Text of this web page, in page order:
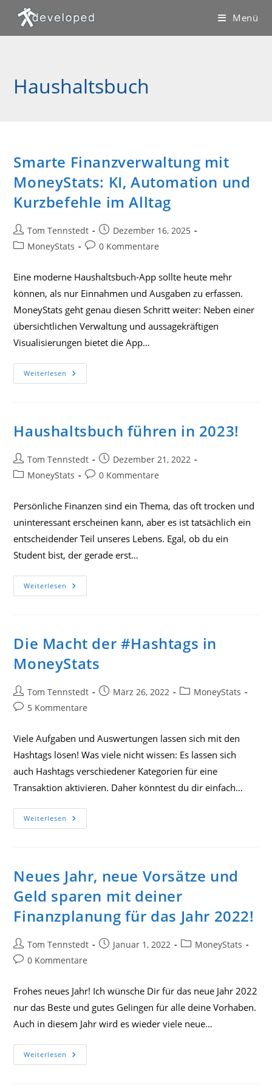
Inhalt
springen
Menü
Haushaltsbuch
Smarte Finanzverwaltung mit
MoneyStats: KI, Automation und
Kurzbefehle im Alltag
Beitrags-
Autor:
Tom Tennstedt
Beitrag
veröffentlicht:
Dezember 16, 2025
Beitrags-
MoneyStats
Beitrags-
0 Kommentare
Eine moderne Haushaltsbuch-App sollte heute mehr
können, als nur Einnahmen und Ausgaben zu erfassen.
MoneyStats geht genau diesen Schritt weiter: Neben einer
übersichtlichen Verwaltung und aussagekräftigen
Visualisierungen bietet die App…
Weiterlesen Smarte
Finanzverwaltung
Und
Kurzbefehle
Haushaltsbuch führen in 2023!
Beitrags-
Autor:
Tom Tennstedt
Beitrag
veröffentlicht:
Dezember 21, 2022
Beitrags-
MoneyStats
Beitrags-
0 Kommentare
Persönliche Finanzen sind ein Thema, das oft trocken und
uninteressant erscheinen kann, aber es ist tatsächlich ein
entscheidender Teil unseres Lebens. Egal, ob du ein
Student bist, der gerade erst…
Weiterlesen Haushaltsbuch
Führen
Die Macht der #Hashtags in
MoneyStats
Beitrags-
Autor:
Tom Tennstedt
BeitragMärz 26, 2022
Beitrags-
MoneyStats
Beitrags-
5 Kommentare
Viele Aufgaben und Auswertungen lassen sich mit den
Hashtags lösen! Was viele nicht wissen: Es lassen sich
auch Hashtags verschiedener Kategorien für eine
Transaktion aktivieren. Daher könntest du dir einfach…
Weiterlesen Die
Macht
Neues Jahr, neue Vorsätze und
Geld sparen mit deiner
Finanzplanung für das Jahr 2022!
Beitrags-
Autor:
Tom Tennstedt
BeitragJanuar 1, 2022
Beitrags-
MoneyStats
Beitrags-
0 Kommentare
Frohes neues Jahr! Ich wünsche Dir für das neue Jahr 2022
nur das Beste und gutes Gelingen für alle deine Vorhaben.
Auch in diesem Jahr wird es wieder viele neue…
Weiterlesen Neues
Jahr,